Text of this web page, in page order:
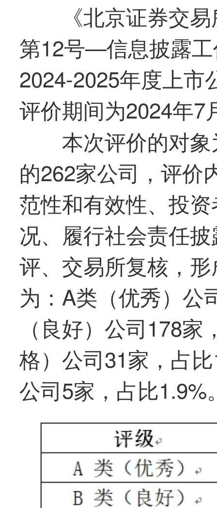
《北京证券交
第12号—信息披露
2024-2025年度上市
评价期间为2024年7
本次评价的对
的262家公司，评价
范性和有效性、投
况、履行社会责任
评、交易所复核，
为：A类（优秀）公
（良好）公司178
格）公司31家，占
公司5家，占比1.9%